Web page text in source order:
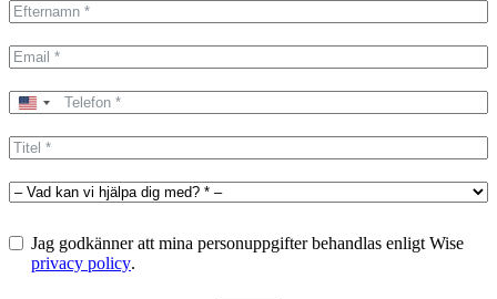
United
+1
Jag godkänner att mina personuppgifter behandlas enligt Wise
privacy policy.